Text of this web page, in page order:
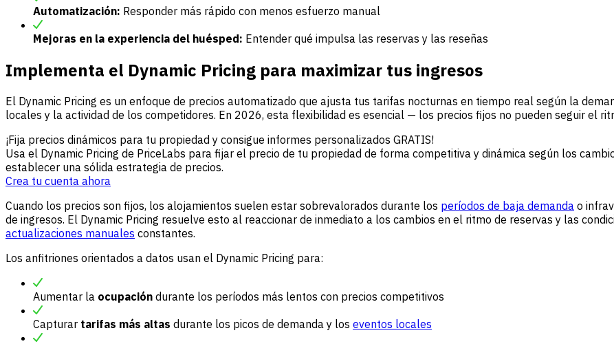
Automatización: Responder más rápido con menos esfuerzo manual
Mejoras en la experiencia del huésped: Entender qué impulsa las reservas y las reseñas
Implementa el Dynamic Pricing para maximizar tus ingresos
El Dynamic Pricing es un enfoque de precios automatizado que ajusta tus tarifas nocturnas en tiempo real según la
locales y la actividad de los competidores. En 2026, esta flexibilidad es esencial — los precios fijos no pueden seguir el
¡Fija precios dinámicos para tu propiedad y consigue informes personalizados GRATIS!
Usa el Dynamic Pricing de PriceLabs para fijar el precio de tu propiedad de forma competitiva y dinámica según los
establecer una sólida estrategia de precios.
Crea tu cuenta ahora
Cuando los precios son fijos, los alojamientos suelen estar sobrevalorados durante los períodos de baja demanda o
de ingresos. El Dynamic Pricing resuelve esto al reaccionar de inmediato a los cambios en el ritmo de reservas y las
actualizaciones manuales constantes.
Los anfitriones orientados a datos usan el Dynamic Pricing para:
Aumentar la ocupación durante los períodos más lentos con precios competitivos
Capturar tarifas más altas durante los picos de demanda y los eventos locales